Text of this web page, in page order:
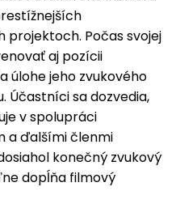
Počas svojej
aj pozícii
úlohe jeho zvukového
Účastníci sa dozvedia,
v spolupráci
a ďalšími členmi
konečný zvukový
dopĺňa filmový